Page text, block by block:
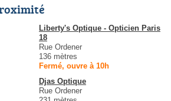
Liberty's Optique - Opticien Paris
18
Rue Ordener
136 mètres
Fermé, ouvre à 10h
Djas Optique
Rue Ordener